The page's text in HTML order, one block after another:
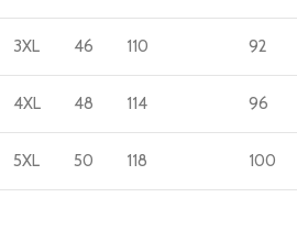
3XL 46 110 92
4XL 48 114 96
5XL 50 118 100